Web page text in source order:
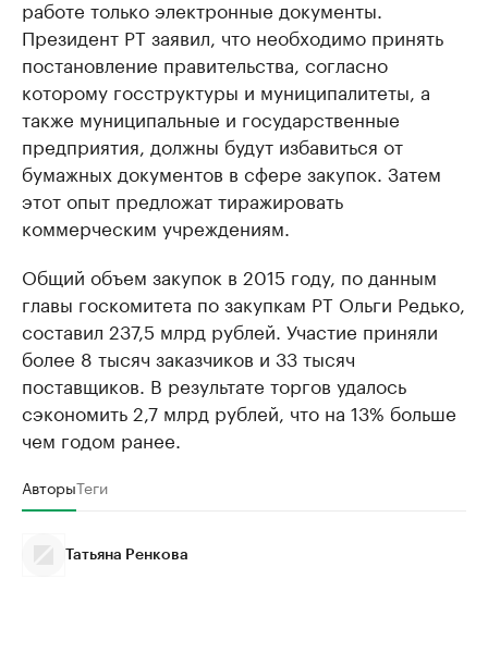
работе только электронные документы.
Президент РТ заявил, что необходимо принять
постановление правительства, согласно
которому госструктуры и муниципалитеты, а
также муниципальные и государственные
предприятия, должны будут избавиться от
бумажных документов в сфере закупок. Затем
этот опыт предложат тиражировать
коммерческим учреждениям.
Общий объем закупок в 2015 году, по данным
главы госкомитета по закупкам РТ Ольги Редько,
составил 237,5 млрд рублей. Участие приняли
более 8 тысяч заказчиков и 33 тысяч
поставщиков. В результате торгов удалось
сэкономить 2,7 млрд рублей, что на 13% больше
чем годом ранее.
АвторыТеги
Татьяна Ренкова